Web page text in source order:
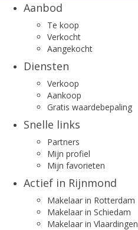
Aanbod
Te koop
Verkocht
Aangekocht
Diensten
Verkoop
Aankoop
Gratis waardebepaling
Snelle links
Partners
Mijn profiel
Mijn favorieten
Actief in Rijnmond
Makelaar in Rotterdam
Makelaar in Schiedam
Makelaar in Vlaardingen